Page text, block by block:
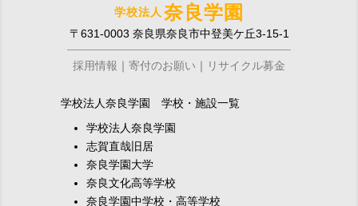
学校法人 奈良学園
〒631-0003 奈良県奈良市中登美ケ丘3-15-1
採用情報 寄付のお願い リサイクル募金
学校法人奈良学園 学校・施設一覧
学校法人奈良学園
志賀直哉旧居
奈良学園大学
奈良文化高等学校
奈良学園中学校・高等学校